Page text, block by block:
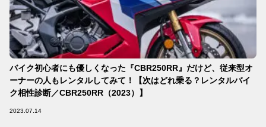
バイク初心者にも優しくなった『CBR250RR』だけど、従来型オ
ーナーの人もレンタルしてみて！【次はどれ乗る？レンタルバイ
ク相性診断／CBR250RR（2023）】
2023.07.14